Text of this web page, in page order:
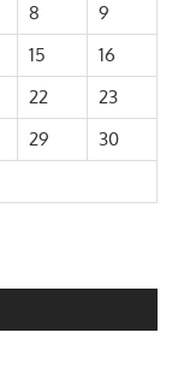
8
9
15
16
22
23
29
30